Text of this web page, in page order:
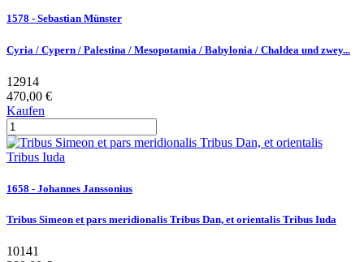
1578 - Sebastian Münster
Cyria / Cypern / Palestina / Mesopotamia / Babylonia / Chaldea und zwey...
12914
470,00 €
Kaufen
1658 - Johannes Janssonius
Tribus Simeon et pars meridionalis Tribus Dan, et orientalis Tribus Iuda
10141